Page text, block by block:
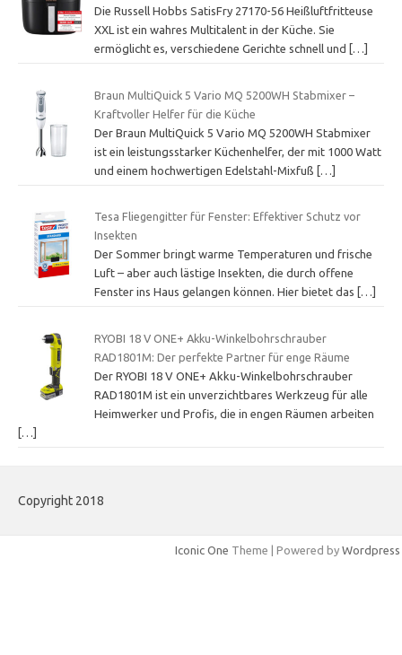
Die Russell Hobbs SatisFry 27170-56 Heißluftfritteuse
XXL ist ein wahres Multitalent in der Küche. Sie
ermöglicht es, verschiedene Gerichte schnell und
[…]
Braun MultiQuick 5 Vario MQ 5200WH Stabmixer –
Kraftvoller Helfer für die Küche
Der Braun MultiQuick 5 Vario MQ 5200WH Stabmixer
ist ein leistungsstarker Küchenhelfer, der mit 1000 Watt
und einem hochwertigen Edelstahl-Mixfuß
[…]
Tesa Fliegengitter für Fenster: Effektiver Schutz vor
Insekten
Der Sommer bringt warme Temperaturen und frische
Luft – aber auch lästige Insekten, die durch offene
Fenster ins Haus gelangen können. Hier bietet das
[…]
RYOBI 18 V ONE+ Akku-Winkelbohrschrauber
RAD1801M: Der perfekte Partner für enge Räume
Der RYOBI 18 V ONE+ Akku-Winkelbohrschrauber
RAD1801M ist ein unverzichtbares Werkzeug für alle
Heimwerker und Profis, die in engen Räumen arbeiten
[…]
Copyright 2018
Iconic One Theme | Powered by Wordpress